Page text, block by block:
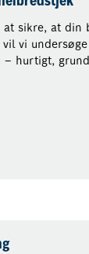
at sikre, at din
vi
– hurtigt,